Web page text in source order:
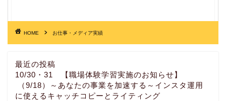
HOME お仕事・メディア実績
最近の投稿
10/30・31 【職場体験学習実施のお知らせ】
（9/18）～あなたの事業を加速する～インスタ運用
に使えるキャッチコピーとライティング